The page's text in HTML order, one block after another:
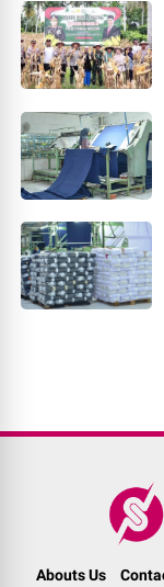
Abouts Us